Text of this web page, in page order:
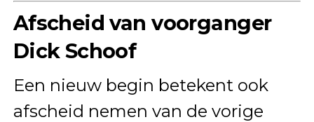
Afscheid van voorganger
Dick Schoof
Een nieuw begin betekent ook
afscheid nemen van de vorige